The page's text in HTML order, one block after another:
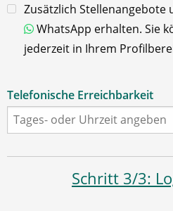
Zusätzlich
WhatsApp erhalten. Sie
jederzeit in Ihrem
Telefonische Erreichbarkeit
Schritt 3/3: